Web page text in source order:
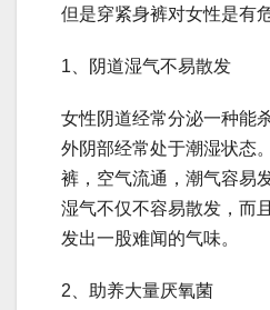
但是穿紧身裤对女性是有
1、阴道湿气不易散发
女性阴道经常分泌一种能
外阴部经常处于潮湿状态
裤，空气流通，潮气容易
湿气不仅不容易散发，而
发出一股难闻的气味。
2、助养大量厌氧菌